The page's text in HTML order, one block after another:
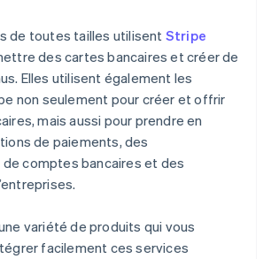
de toutes tailles utilisent Stripe
des cartes bancaires et créer de
Elles utilisent également les
non seulement pour créer et offrir
mais aussi pour prendre en
de paiements, des
comptes bancaires et des
variété de produits qui vous
facilement ces services